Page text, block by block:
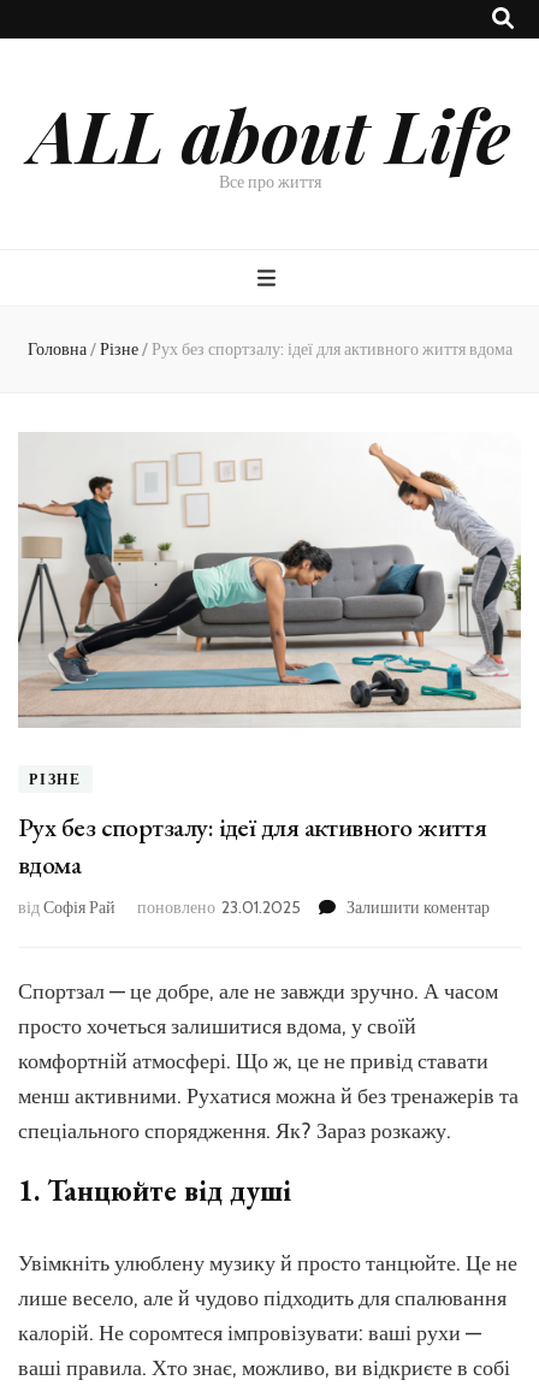
ALL about Life
Все про життя
Головна/Різне/Рух без спортзалу: ідеї для активного життя вдома
РІЗНЕ
Рух без спортзалу: ідеї для активного життя
вдома
відСофія Рай поновлено 23.01.2025 Залишити коментардо
вдома
Спортзал — це добре, але не завжди зручно. А часом
просто хочеться залишитися вдома, у своїй
комфортній атмосфері. Що ж, це не привід ставати
менш активними. Рухатися можна й без тренажерів та
спеціального спорядження. Як? Зараз розкажу.
1. Танцюйте від душі
Увімкніть улюблену музику й просто танцюйте. Це не
лише весело, але й чудово підходить для спалювання
калорій. Не соромтеся імпровізувати: ваші рухи —
ваші правила. Хто знає, можливо, ви відкриєте в собі